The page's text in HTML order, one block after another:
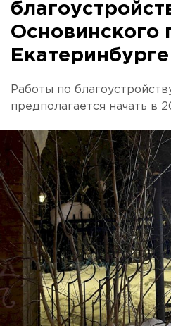
Основинского
Екатеринбурге
Работы по
предполагается начать в